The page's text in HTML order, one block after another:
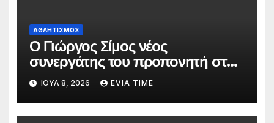
ΑΘΛΗΤΙΣΜΟΣ
Ο Γιώργος Σίμος νέος
συνεργάτης του προπονητή στην
ανδρική ομάδα της ΑΓΕΧ
ΙΟΎΛ 8, 2026 EVIA TIME